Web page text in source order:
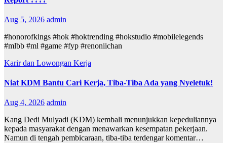
Aug 5, 2026 admin
#honorofkings #hok #hoktrending #hokstudio #mobilelegends
#mlbb #ml #game #fyp #renoniichan
Karir dan Lowongan Kerja
Niat KDM Bantu Cari Kerja, Tiba-Tiba Ada yang Nyeletuk!
Aug 4, 2026 admin
Kang Dedi Mulyadi (KDM) kembali menunjukkan kepeduliannya
kepada masyarakat dengan menawarkan kesempatan pekerjaan.
Namun di tengah pembicaraan, tiba-tiba terdengar komentar…